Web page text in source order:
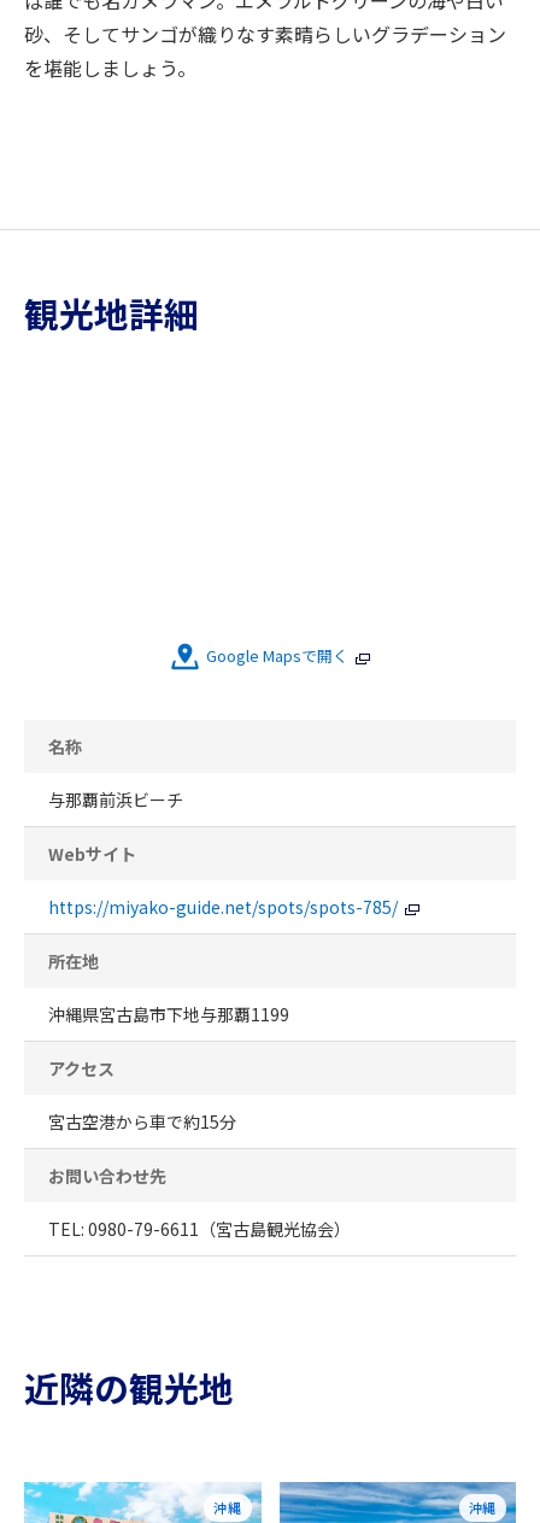
砂、そしてサンゴが織りなす素晴らしいグラデーション
を堪能しましょう。
観光地詳細
Google Mapsで開く
名称
与那覇前浜ビーチ
Webサイト
https://miyako-guide.net/spots/spots-785/
所在地
沖縄県宮古島市下地与那覇1199
アクセス
宮古空港から車で約15分
お問い合わせ先
TEL: 0980-79-6611（宮古島観光協会）
近隣の観光地
沖縄 沖縄